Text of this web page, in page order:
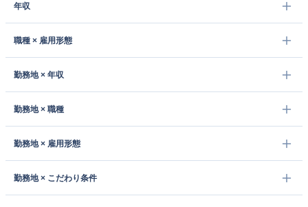
年収
職種 × 雇用形態
勤務地 × 年収
勤務地 × 職種
勤務地 × 雇用形態
勤務地 × こだわり条件